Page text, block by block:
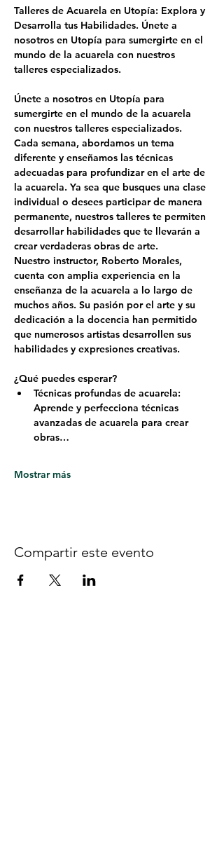
Talleres de Acuarela en Utopía: Explora y
Desarrolla tus Habilidades. Únete a
nosotros en Utopía para sumergirte en el
mundo de la acuarela con nuestros
talleres especializados.
Únete a nosotros en Utopía para
sumergirte en el mundo de la acuarela
con nuestros talleres especializados.
Cada semana, abordamos un tema
diferente y enseñamos las técnicas
adecuadas para profundizar en el arte de
la acuarela. Ya sea que busques una clase
individual o desees participar de manera
permanente, nuestros talleres te permiten
desarrollar habilidades que te llevarán a
crear verdaderas obras de arte.
Nuestro instructor, Roberto Morales,
cuenta con amplia experiencia en la
enseñanza de la acuarela a lo largo de
muchos años. Su pasión por el arte y su
dedicación a la docencia han permitido
que numerosos artistas desarrollen sus
habilidades y expresiones creativas.
¿Qué puedes esperar?
Técnicas profundas de acuarela:
Aprende y perfecciona técnicas
avanzadas de acuarela para crear
obras…
Mostrar más
Compartir este evento